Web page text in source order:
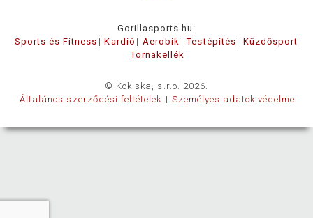
Gorillasports.hu:
Sports és Fitness
Kardió Aerobik Testépítés
Küzdősport
Tornakellék
© Kokiska, s.r.o. 2026.
Általános szerződési feltételek
Személyes adatok védelme